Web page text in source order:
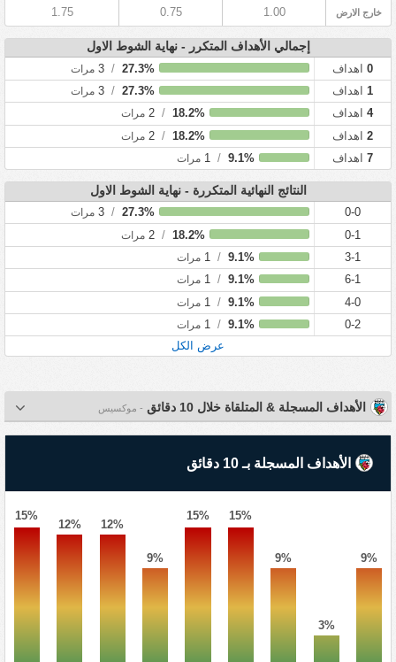
خارج الارض 1.00
0.75
1.75
إجمالي الأهداف المتكرر - نهاية الشوط الاول
0 اهداف 27.3%
/
3 مرات
1 اهداف 27.3%
/
3 مرات
4 اهداف 18.2%
/
2 مرات
2 اهداف 18.2%
/
2 مرات
7 اهداف 9.1%
/
1 مرات
النتائج النهائية المتكررة - نهاية الشوط الاول
0-0
27.3%
/
3 مرات
0-1
18.2%
/
2 مرات
3-1
9.1%
/
1 مرات
6-1
9.1%
/
1 مرات
4-0
9.1%
/
1 مرات
0-2
9.1%
/
1 مرات
عرض الكل
الأهداف المسجلة & المتلقاة خلال 10 دقائق - موكسيس
الأهداف المسجلة بـ 10 دقائق
15%
12% 12%
9%
15% 15%
9%
3%
9%